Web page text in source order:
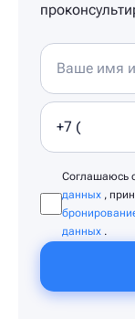
Соглашаюсь
данных ,
данных .